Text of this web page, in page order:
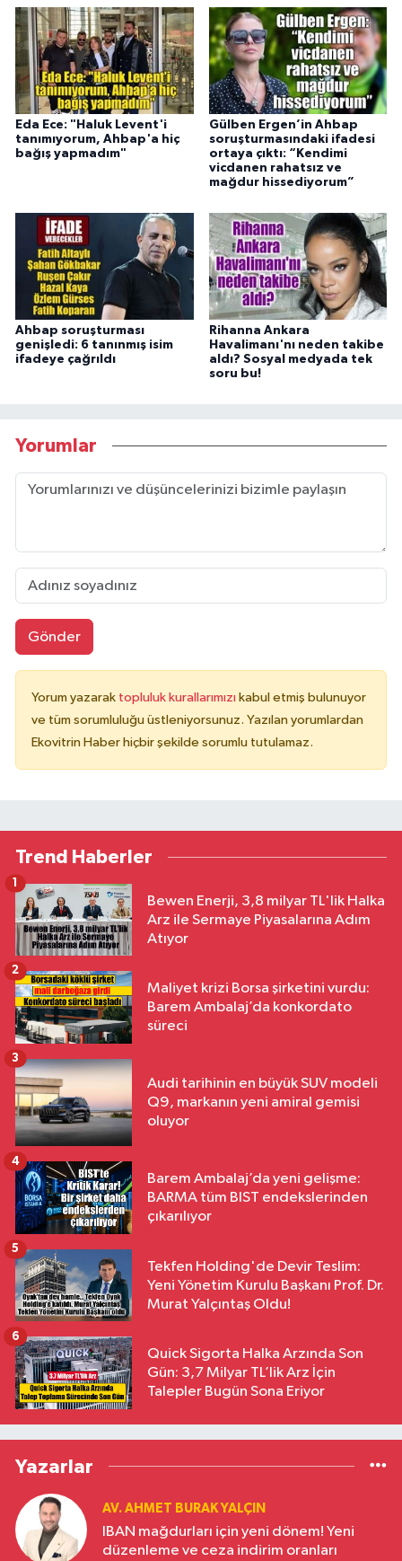
Eda Ece: "Haluk Levent'i
tanımıyorum, Ahbap'a hiç
bağış yapmadım"
Gülben Ergen’in Ahbap
soruşturmasındaki ifadesi
ortaya çıktı: “Kendimi
vicdanen rahatsız ve
mağdur hissediyorum”
Ahbap soruşturması
genişledi: 6 tanınmış isim
ifadeye çağrıldı
Rihanna Ankara
Havalimanı'nı neden takibe
aldı? Sosyal medyada tek
soru bu!
Yorumlar
Gönder
Yorum yazarak topluluk kurallarımızı kabul etmiş bulunuyor
ve tüm sorumluluğu üstleniyorsunuz. Yazılan yorumlardan
Ekovitrin Haber hiçbir şekilde sorumlu tutulamaz.
Trend Haberler
Bewen Enerji, 3,8 milyar TL'lik Halka
Arz ile Sermaye Piyasalarına Adım
Atıyor
1
Maliyet krizi Borsa şirketini vurdu:
Barem Ambalaj’da konkordato
süreci
2
Audi tarihinin en büyük SUV modeli
Q9, markanın yeni amiral gemisi
oluyor
3
Barem Ambalaj’da yeni gelişme:
BARMA tüm BIST endekslerinden
çıkarılıyor
4
Tekfen Holding'de Devir Teslim:
Yeni Yönetim Kurulu Başkanı Prof. Dr.
Murat Yalçıntaş Oldu!
5
Quick Sigorta Halka Arzında Son
Gün: 3,7 Milyar TL’lik Arz İçin
Talepler Bugün Sona Eriyor
6
Yazarlar
AV. AHMET BURAK YALÇIN
IBAN mağdurları için yeni dönem! Yeni
düzenleme ve ceza indirim oranları